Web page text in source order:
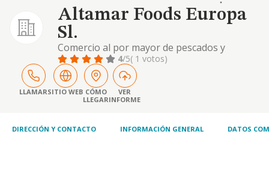
Altamar Foods Europa
Sl.
Comercio al por mayor de pescados y
mariscos congelados.
4/5( 1 votos)
LLAMARSITIO WEB CÓMO
LLEGAR
VER
INFORME
DIRECCIÓN Y CONTACTO INFORMACIÓN GENERAL DATOS